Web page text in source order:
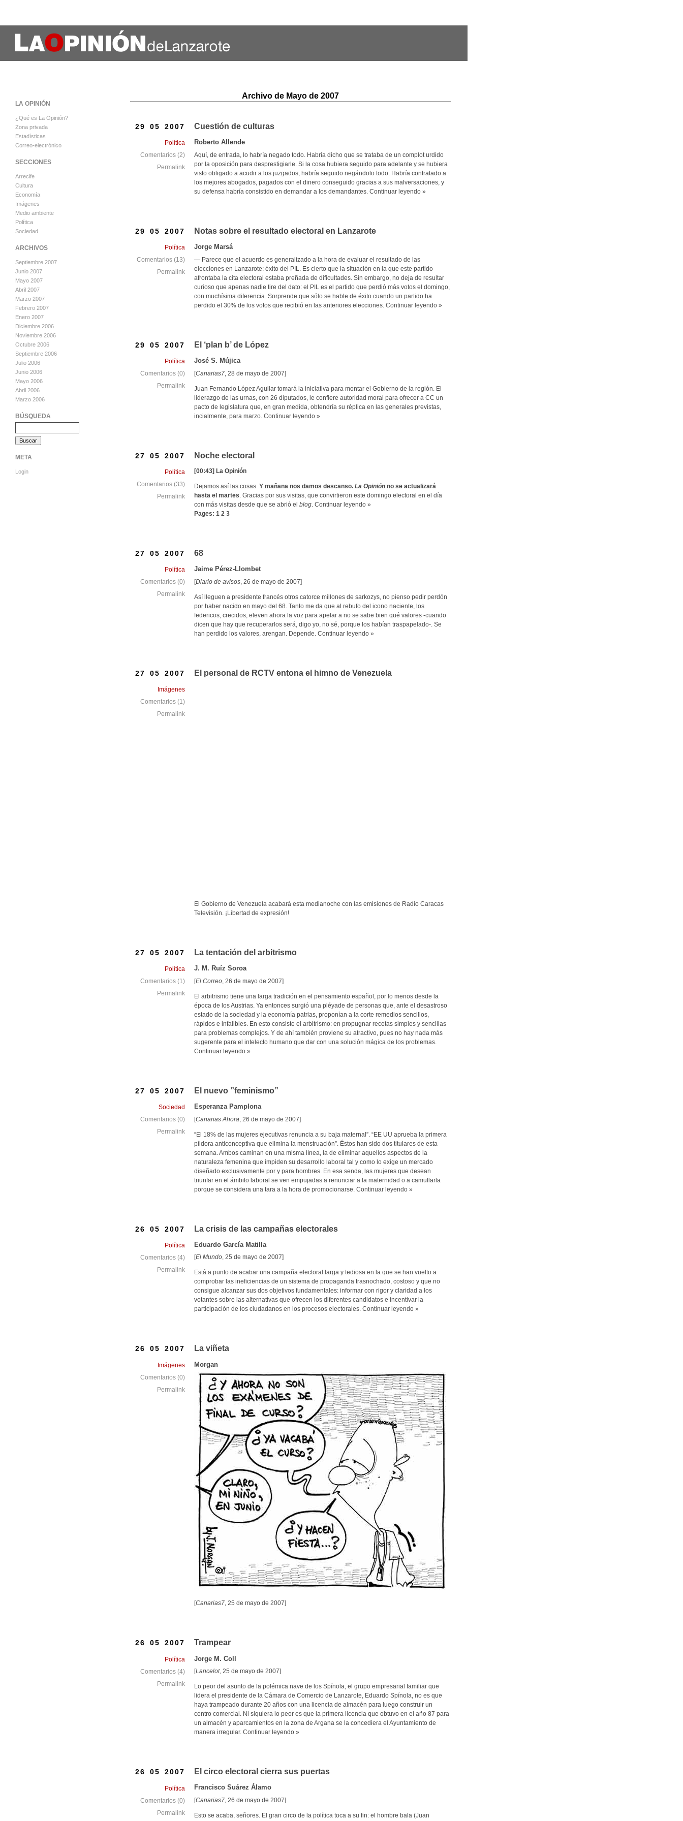
Archivo de Mayo de 2007
Cuestión de culturas
Roberto Allende
Aquí, de entrada, lo habría negado todo. Habría dicho que se trataba de un complot urdido
por la oposición para desprestigiarle. Si la cosa hubiera seguido para adelante y se hubiera
visto obligado a acudir a los juzgados, habría seguido negándolo todo. Habría contratado a
los mejores abogados, pagados con el dinero conseguido gracias a sus malversaciones, y
su defensa habría consistido en demandar a los demandantes. Continuar leyendo »
29 05 2007
Política
Comentarios (2)
Permalink
Notas sobre el resultado electoral en Lanzarote
Jorge Marsá
— Parece que el acuerdo es generalizado a la hora de evaluar el resultado de las
elecciones en Lanzarote: éxito del PIL. Es cierto que la situación en la que este partido
afrontaba la cita electoral estaba preñada de dificultades. Sin embargo, no deja de resultar
curioso que apenas nadie tire del dato: el PIL es el partido que perdió más votos el domingo,
con muchísima diferencia. Sorprende que sólo se hable de éxito cuando un partido ha
perdido el 30% de los votos que recibió en las anteriores elecciones. Continuar leyendo »
29 05 2007
Política
Comentarios (13)
Permalink
El ‘plan b’ de López
José S. Mújica
[Canarias7, 28 de mayo de 2007]
Juan Fernando López Aguilar tomará la iniciativa para montar el Gobierno de la región. El
liderazgo de las urnas, con 26 diputados, le confiere autoridad moral para ofrecer a CC un
pacto de legislatura que, en gran medida, obtendría su réplica en las generales previstas,
incialmente, para marzo. Continuar leyendo »
29 05 2007
Política
Comentarios (0)
Permalink
Noche electoral
[00:43] La Opinión
Dejamos así las cosas. Y mañana nos damos descanso. La Opiniónno se actualizará
hasta el martes . Gracias por sus visitas, que convirtieron este domingo electoral en el día
con más visitas desde que se abrió el blog. Continuar leyendo »
Pages: 1 2 3
27 05 2007
Política
Comentarios (33)
Permalink
68
Jaime Pérez-Llombet
[Diario de avisos, 26 de mayo de 2007]
Así lleguen a presidente francés otros catorce millones de sarkozys, no pienso pedir perdón
por haber nacido en mayo del 68. Tanto me da que al rebufo del icono naciente, los
federicos, crecidos, eleven ahora la voz para apelar a no se sabe bien qué valores -cuando
dicen que hay que recuperarlos será, digo yo, no sé, porque los habían traspapelado-. Se
han perdido los valores, arengan. Depende. Continuar leyendo »
27 05 2007
Política
Comentarios (0)
Permalink
El personal de RCTV entona el himno de Venezuela
El Gobierno de Venezuela acabará esta medianoche con las emisiones de Radio Caracas
Televisión. ¡Libertad de expresión!
27 05 2007
Imágenes
Comentarios (1)
Permalink
La tentación del arbitrismo
J. M. Ruíz Soroa
[El Correo, 26 de mayo de 2007]
El arbitrismo tiene una larga tradición en el pensamiento español, por lo menos desde la
época de los Austrias. Ya entonces surgió una pléyade de personas que, ante el desastroso
estado de la sociedad y la economía patrias, proponían a la corte remedios sencillos,
rápidos e infalibles. En esto consiste el arbitrismo: en propugnar recetas simples y sencillas
para problemas complejos. Y de ahí también proviene su atractivo, pues no hay nada más
sugerente para el intelecto humano que dar con una solución mágica de los problemas.
Continuar leyendo »
27 05 2007
Política
Comentarios (1)
Permalink
El nuevo ”feminismo”
Esperanza Pamplona
[Canarias Ahora , 26 de mayo de 2007]
“El 18% de las mujeres ejecutivas renuncia a su baja maternal”. “EE UU aprueba la primera
píldora anticonceptiva que elimina la menstruación”. Éstos han sido dos titulares de esta
semana. Ambos caminan en una misma línea, la de eliminar aquellos aspectos de la
naturaleza femenina que impiden su desarrollo laboral tal y como lo exige un mercado
diseñado exclusivamente por y para hombres. En esa senda, las mujeres que desean
triunfar en el ámbito laboral se ven empujadas a renunciar a la maternidad o a camuflarla
porque se considera una tara a la hora de promocionarse. Continuar leyendo »
27 05 2007
Sociedad
Comentarios (0)
Permalink
La crisis de las campañas electorales
Eduardo García Matilla
[El Mundo, 25 de mayo de 2007]
Está a punto de acabar una campaña electoral larga y tediosa en la que se han vuelto a
comprobar las ineficiencias de un sistema de propaganda trasnochado, costoso y que no
consigue alcanzar sus dos objetivos fundamentales: informar con rigor y claridad a los
votantes sobre las alternativas que ofrecen los diferentes candidatos e incentivar la
participación de los ciudadanos en los procesos electorales. Continuar leyendo »
26 05 2007
Política
Comentarios (4)
Permalink
La viñeta
Morgan
[Canarias7, 25 de mayo de 2007]
26 05 2007
Imágenes
Comentarios (0)
Permalink
Trampear
Jorge M. Coll
[Lancelot, 25 de mayo de 2007]
Lo peor del asunto de la polémica nave de los Spínola, el grupo empresarial familiar que
lidera el presidente de la Cámara de Comercio de Lanzarote, Eduardo Spínola, no es que
haya trampeado durante 20 años con una licencia de almacén para luego construir un
centro comercial. Ni siquiera lo peor es que la primera licencia que obtuvo en el año 87 para
un almacén y aparcamientos en la zona de Argana se la concediera el Ayuntamiento de
manera irregular. Continuar leyendo »
26 05 2007
Política
Comentarios (4)
Permalink
El circo electoral cierra sus puertas
Francisco Suárez Álamo
[Canarias7, 26 de mayo de 2007]
Esto se acaba, señores. El gran circo de la política toca a su fin: el hombre bala (Juan
26 05 2007
Política
Comentarios (0)
Permalink
LA OPINIÓN
¿Qué es La Opinión?
Zona privada
Estadísticas
Correo-electrónico
SECCIONES
Arrecife
Cultura
Economía
Imágenes
Medio ambiente
Política
Sociedad
ARCHIVOS
Septiembre 2007
Junio 2007
Mayo 2007
Abril 2007
Marzo 2007
Febrero 2007
Enero 2007
Diciembre 2006
Noviembre 2006
Octubre 2006
Septiembre 2006
Julio 2006
Junio 2006
Mayo 2006
Abril 2006
Marzo 2006
BÚSQUEDA
META
Login